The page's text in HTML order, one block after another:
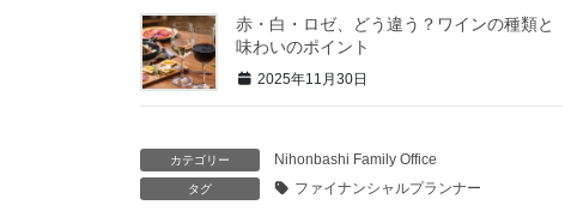
赤・白・ロゼ、どう違う？ワインの種類と
味わいのポイント
2025年11月30日
カテゴリー Nihonbashi Family Office
タグ ファイナンシャルプランナー